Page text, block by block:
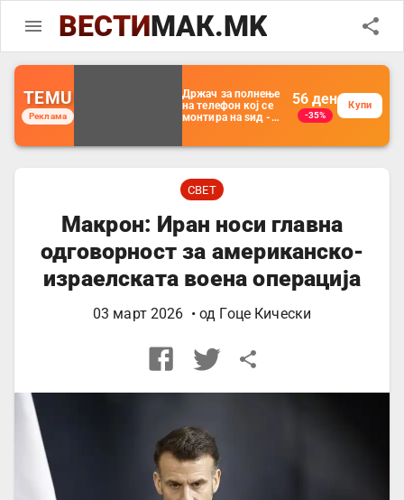
ВЕСТИМАК.MK
TEMU
Реклама
Држач за полнење
на телефон кој се
монтира на ѕид -
организатор за
далечински
управувач
56 ден
-35%
Купи
СВЕТ
Макрон: Иран носи главна
одговорност за американско-
израелската воена операција
03 март 2026 • од Гоце Кически